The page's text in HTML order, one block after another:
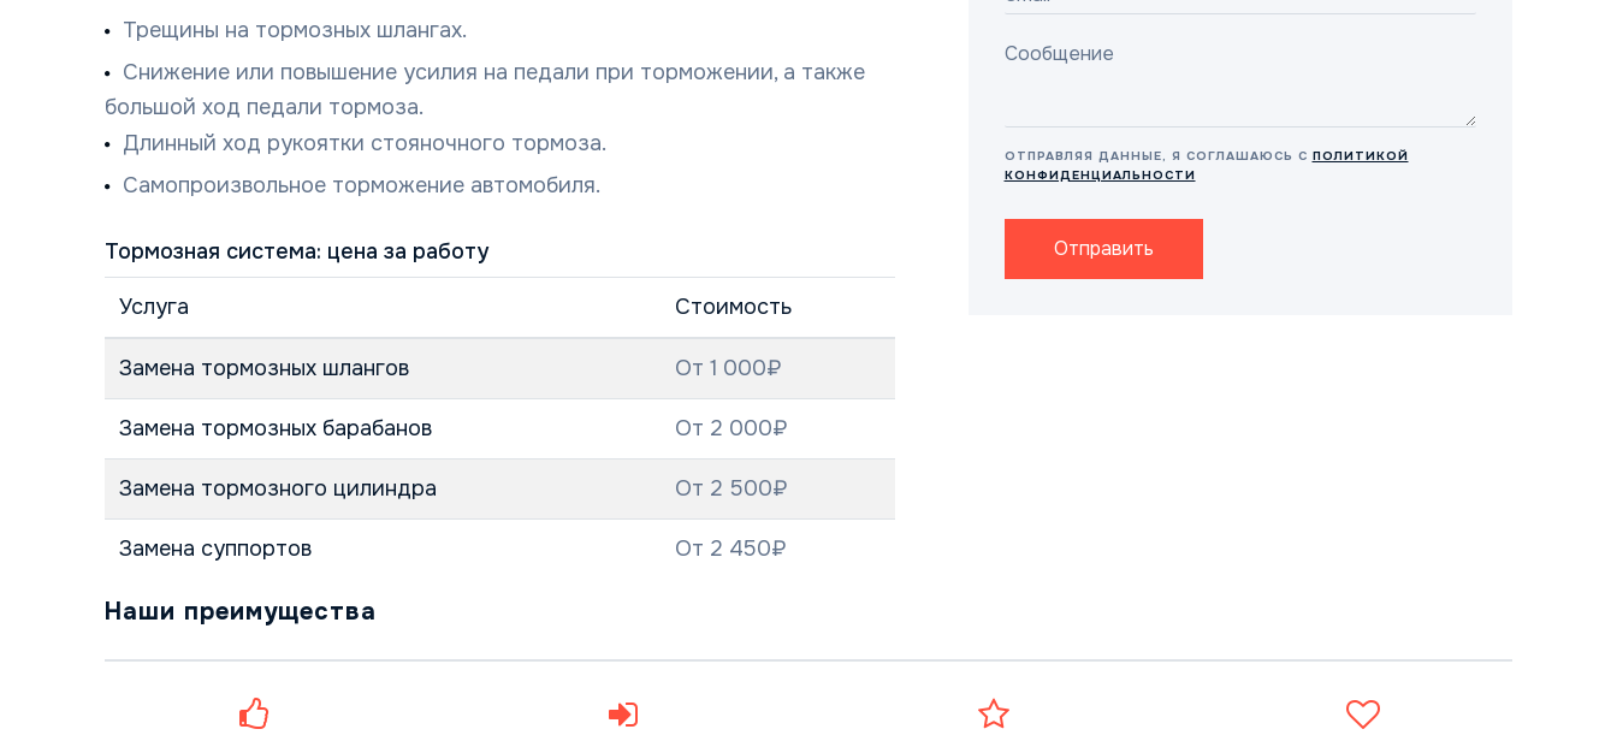
Трещины на тормозных шлангах.
Снижение или повышение усилия на педали при торможении, а также
большой ход педали тормоза.
Длинный ход рукоятки стояночного тормоза.
Самопроизвольное торможение автомобиля.
Тормозная система: цена за работу
Услуга Стоимость
Замена тормозных шлангов От 1 000₽
Замена тормозных барабанов От 2 000₽
Замена тормозного цилиндра От 2 500₽
Замена суппортов От 2 450₽
ОТПРАВЛЯЯ ДАННЫЕ, Я СОГЛАШАЮСЬ С ПОЛИТИКОЙ
КОНФИДЕНЦИАЛЬНОСТИ
Отправить
Наши преимущества